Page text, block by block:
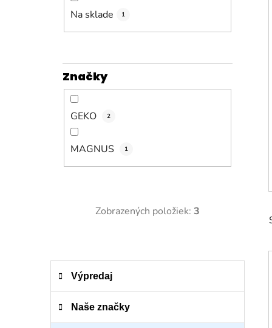
Na sklade 1
Značky
GEKO 2
MAGNUS 1
Zobrazených položiek: 3
kategórie
K
t
g
Výpredaj
Naše značky